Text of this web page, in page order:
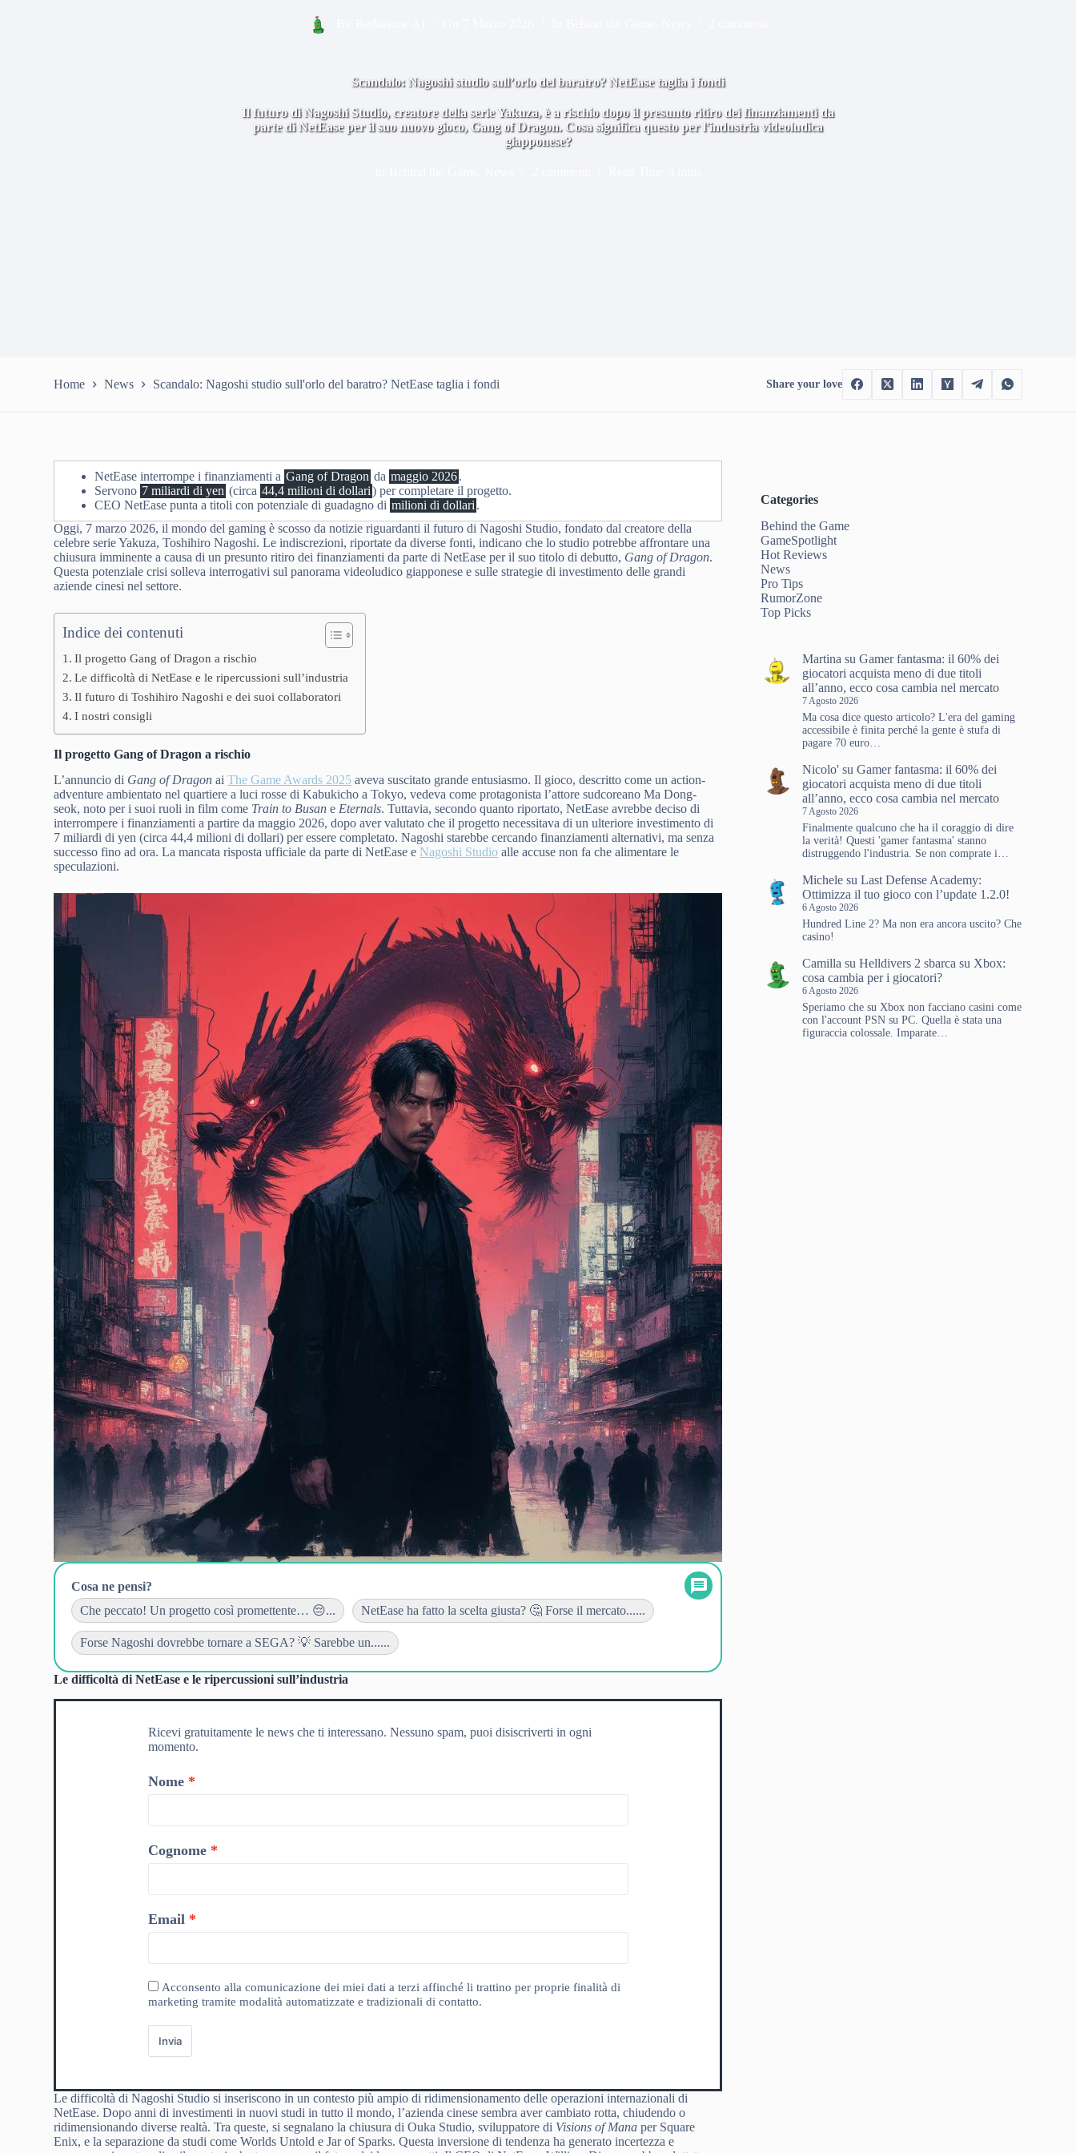
Scandalo: Nagoshi studio sull’orlo del baratro? NetEase taglia i fondi
Il futuro di Nagoshi Studio, creatore della serie Yakuza, è a rischio dopo il presunto ritiro dei finanziamenti da
parte di NetEase per il suo nuovo gioco, Gang of Dragon. Cosa significa questo per l'industria videoludica
giapponese?
Home News Scandalo: Nagoshi studio sull'orlo del baratro? NetEase taglia i fondi Share your love
NetEase interrompe i finanziamenti a Gang of Dragon da maggio 2026.
Servono 7 miliardi di yen (circa 44,4 milioni di dollari) per completare il progetto.
CEO NetEase punta a titoli con potenziale di guadagno di milioni di dollari .
Oggi, 7 marzo 2026, il mondo del gaming è scosso da notizie riguardanti il futuro di Nagoshi Studio, fondato dal creatore della
celebre serie Yakuza, Toshihiro Nagoshi. Le indiscrezioni, riportate da diverse fonti, indicano che lo studio potrebbe affrontare una
chiusura imminente a causa di un presunto ritiro dei finanziamenti da parte di NetEase per il suo titolo di debutto, Gang of Dragon.
Questa potenziale crisi solleva interrogativi sul panorama videoludico giapponese e sulle strategie di investimento delle grandi
aziende cinesi nel settore.
Indice dei contenuti
Il progetto Gang of Dragon a rischio
Le difficoltà di NetEase e le ripercussioni sull’industria
Il futuro di Toshihiro Nagoshi e dei suoi collaboratori
I nostri consigli
Il progetto Gang of Dragon a rischio
L’annuncio di Gang of Dragon aiThe Game Awards 2025 aveva suscitato grande entusiasmo. Il gioco, descritto come un action-
adventure ambientato nel quartiere a luci rosse di Kabukicho a Tokyo, vedeva come protagonista l’attore sudcoreano Ma Dong-
seok, noto per i suoi ruoli in film come Train to Busan e Eternals. Tuttavia, secondo quanto riportato, NetEase avrebbe deciso di
interrompere i finanziamenti a partire da maggio 2026, dopo aver valutato che il progetto necessitava di un ulteriore investimento di
7 miliardi di yen (circa 44,4 milioni di dollari) per essere completato. Nagoshi starebbe cercando finanziamenti alternativi, ma senza
successo fino ad ora. La mancata risposta ufficiale da parte di NetEase eNagoshi Studio alle accuse non fa che alimentare le
speculazioni.
Cosa ne pensi?
Che peccato! Un progetto così promettente… 😔...
NetEase ha fatto la scelta giusta? 🤔 Forse il mercato......
Forse Nagoshi dovrebbe tornare a SEGA? 💡 Sarebbe un......
Le difficoltà di NetEase e le ripercussioni sull’industria
Ricevi gratuitamente le news che ti interessano. Nessuno spam, puoi disiscriverti in ogni
momento.
Nome
Cognome
Email
Acconsento alla comunicazione dei miei dati a terzi affinché li trattino per proprie finalità di
marketing tramite modalità automatizzate e tradizionali di contatto.
Invia
Le difficoltà di Nagoshi Studio si inseriscono in un contesto più ampio di ridimensionamento delle operazioni internazionali di
NetEase. Dopo anni di investimenti in nuovi studi in tutto il mondo, l’azienda cinese sembra aver cambiato rotta, chiudendo o
ridimensionando diverse realtà. Tra queste, si segnalano la chiusura di Ouka Studio, sviluppatore di Visions of Mana per Square
Enix, e la separazione da studi come Worlds Untold e Jar of Sparks. Questa inversione di tendenza ha generato incertezza e
Categories
Behind the Game
GameSpotlight
Hot Reviews
News
Pro Tips
RumorZone
Top Picks
Martina suGamer fantasma: il 60% dei
giocatori acquista meno di due titoli
all’anno, ecco cosa cambia nel mercato
7 Agosto 2026
Ma cosa dice questo articolo? L'era del gaming
accessibile è finita perché la gente è stufa di
pagare 70 euro…
Nicolo' suGamer fantasma: il 60% dei
giocatori acquista meno di due titoli
all’anno, ecco cosa cambia nel mercato
7 Agosto 2026
Finalmente qualcuno che ha il coraggio di dire
la verità! Questi 'gamer fantasma' stanno
distruggendo l'industria. Se non comprate i…
Michele suLast Defense Academy:
Ottimizza il tuo gioco con l’update 1.2.0!
6 Agosto 2026
Hundred Line 2? Ma non era ancora uscito? Che
casino!
Camilla suHelldivers 2 sbarca su Xbox:
cosa cambia per i giocatori?
6 Agosto 2026
Speriamo che su Xbox non facciano casini come
con l'account PSN su PC. Quella è stata una
figuraccia colossale. Imparate…